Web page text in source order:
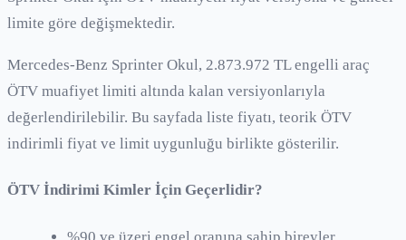
limite göre değişmektedir.
Mercedes-Benz Sprinter Okul, 2.873.972 TL engelli araç
ÖTV muafiyet limiti altında kalan versiyonlarıyla
değerlendirilebilir. Bu sayfada liste fiyatı, teorik ÖTV
indirimli fiyat ve limit uygunluğu birlikte gösterilir.
ÖTV İndirimi Kimler İçin Geçerlidir?